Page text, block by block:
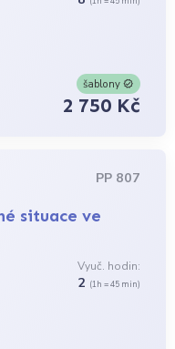
šablony
2 750 Kč
PP 807
situace ve
Vyuč. hodin:
2 (1h = 45 min)